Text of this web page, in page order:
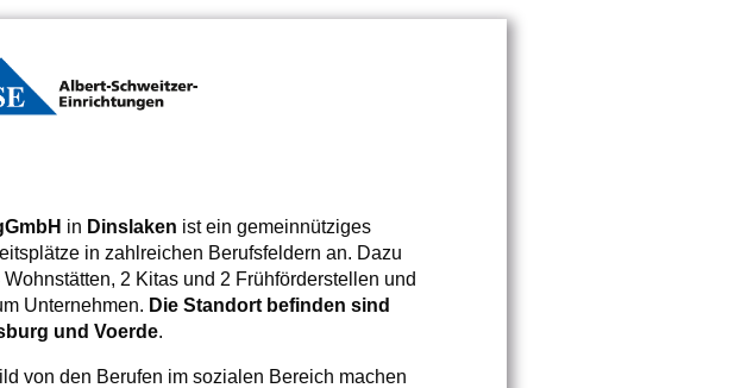
in Dinslaken ist ein gemeinnütziges
in zahlreichen Berufsfeldern an. Dazu
2 Kitas und 2 Frühförderstellen und
Unternehmen. Die Standort befinden sind
und Voerde.
von den Berufen im sozialen Bereich machen